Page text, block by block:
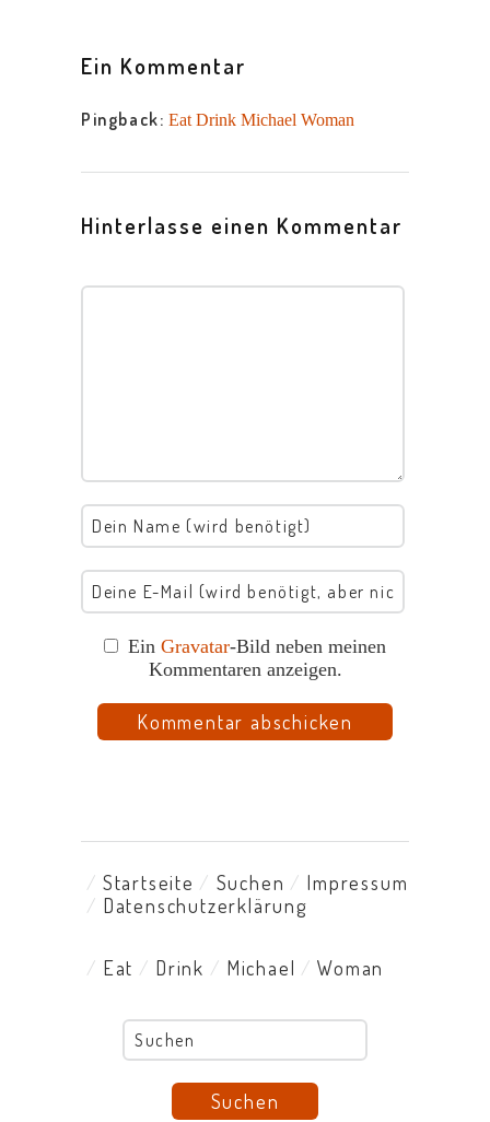
Ein Kommentar
Pingback: Eat Drink Michael Woman
Hinterlasse einen Kommentar
Ein Gravatar-Bild neben meinen
Kommentaren anzeigen.
Startseite Suchen
Impressum
Datenschutzerklärung
Eat Drink Michael Woman